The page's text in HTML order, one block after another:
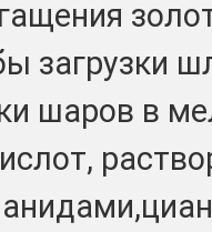
загрузки
шаров в